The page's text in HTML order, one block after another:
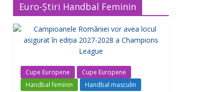
Euro-Știri Handbal Feminin
Cupe Europene
Cupe Europene
Handbal feminin
Handbal masculin